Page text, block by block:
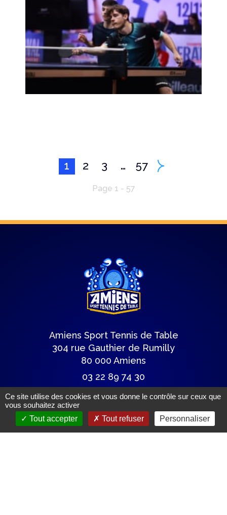
1 2 3 … 57
Page 1 - 57
Amiens Sport Tennis de Table
304 rue Gauthier de Rumilly
80 000 Amiens
03 22 89 74 30
astt@wanadoo.fr
Ce site utilise des cookies et vous donne le contrôle sur ceux que
vous souhaitez activer
Tout accepter
Tout refuser Personnaliser